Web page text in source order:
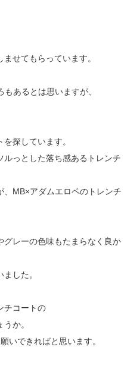
せてもらっています。
あるとは思いますが、
探しています。
っとした落ち感あるトレンチ
MB×アダムエロペのトレンチ
レーの色味もたまらなく良か
した。
チコートの
か。
いできればと思います。